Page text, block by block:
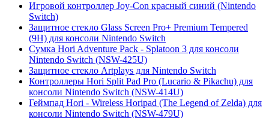
Игровой контроллер Joy-Con красный синий (Nintendo
Switch)
Защитное стекло Glass Screen Pro+ Premium Tempered
(9H) для консоли Nintendo Switch
Сумка Hori Adventure Pack - Splatoon 3 для консоли
Nintendo Switch (NSW-425U)
Защитное стекло Artplays для Nintendo Switch
Контроллеры Hori Split Pad Pro (Lucario & Pikachu) для
консоли Nintendo Switch (NSW-414U)
Геймпад Hori - Wireless Horipad (The Legend of Zelda) для
консоли Nintendo Switch (NSW-479U)